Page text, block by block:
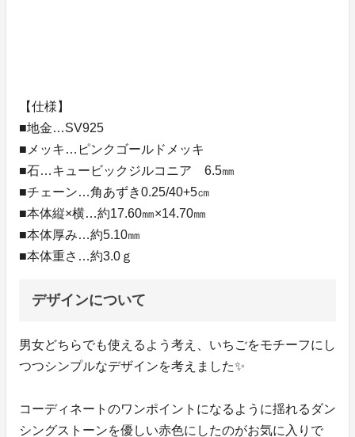
【仕様】
■地金…SV925
■メッキ…ピンクゴールドメッキ
■石…キュービックジルコニア 6.5㎜
■チェーン…角あずき0.25/40+5㎝
■本体縦×横…約17.60㎜×14.70㎜
■本体厚み…約5.10㎜
■本体重さ…約3.0ｇ
デザインについて
男女どちらでも使えるよう考え、いちごをモチーフにし
つつシンプルなデザインを考えました✨
コーディネートのワンポイントになるように揺れるダン
シングストーンを優しい赤色にしたのがお気に入りで